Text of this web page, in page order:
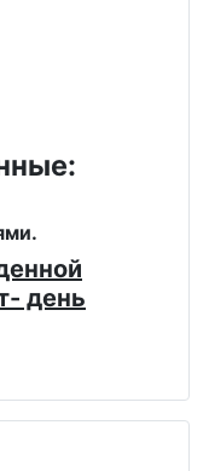
день